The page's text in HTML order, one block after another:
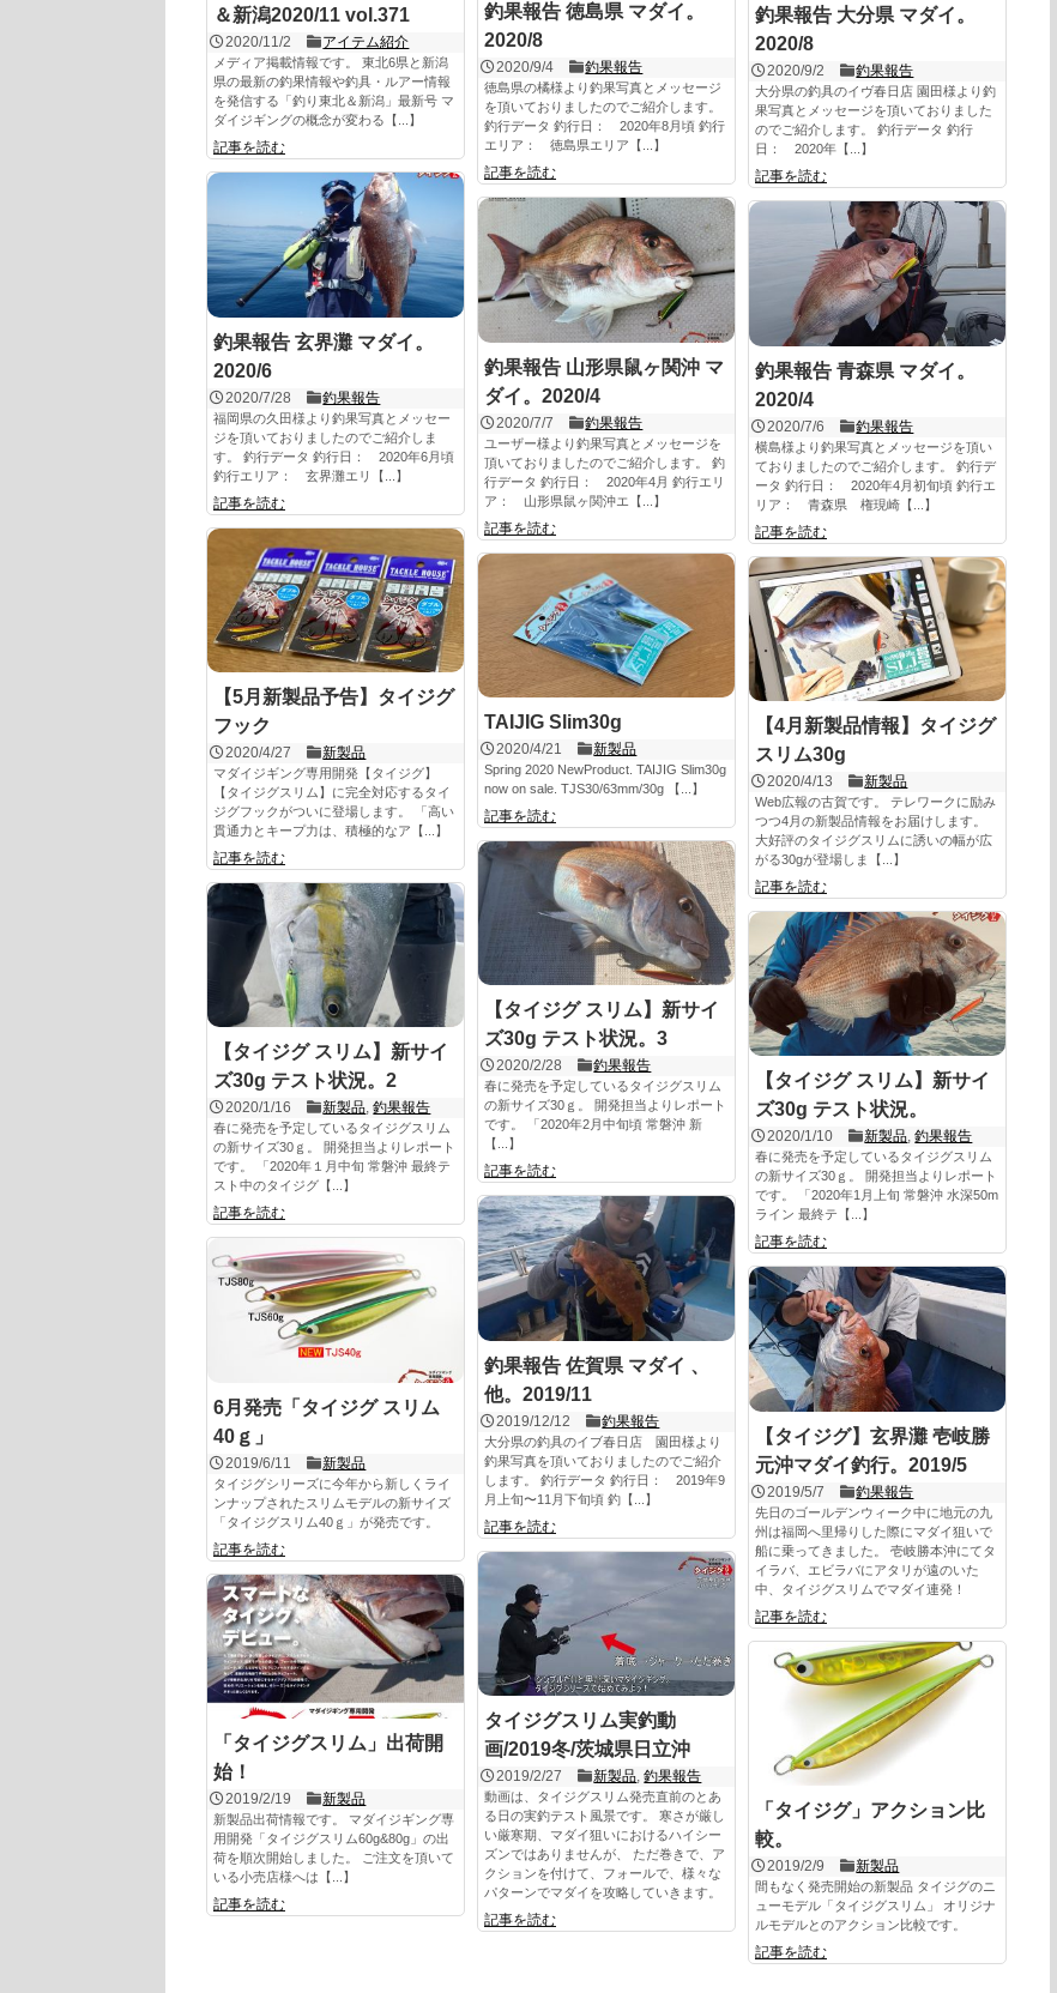
＆新潟2020/11 vol.371
2020/11/2 アイテム紹介
メディア掲載情報です。 東北6県と新潟
県の最新の釣果情報や釣具・ルアー情報
を発信する「釣り東北＆新潟」最新号 マ
ダイジギングの概念が変わる【...】
記事を読む
釣果報告 徳島県 マダイ。
2020/8
2020/9/4 釣果報告
徳島県の橘様より釣果写真とメッセージ
を頂いておりましたのでご紹介します。
釣行データ 釣行日： 2020年8月頃 釣行
エリア： 徳島県エリア【...】
記事を読む
釣果報告 大分県 マダイ。
2020/8
2020/9/2 釣果報告
大分県の釣具のイヴ春日店 園田様より釣
果写真とメッセージを頂いておりました
のでご紹介します。 釣行データ 釣行
日： 2020年【...】
記事を読む
釣果報告 玄界灘 マダイ。
2020/6
2020/7/28 釣果報告
福岡県の久田様より釣果写真とメッセー
ジを頂いておりましたのでご紹介しま
す。 釣行データ 釣行日： 2020年6月頃
釣行エリア： 玄界灘エリ【...】
記事を読む
釣果報告 山形県鼠ヶ関沖 マ
ダイ。2020/4
2020/7/7 釣果報告
ユーザー様より釣果写真とメッセージを
頂いておりましたのでご紹介します。 釣
行データ 釣行日： 2020年4月 釣行エリ
ア： 山形県鼠ヶ関沖エ【...】
記事を読む
釣果報告 青森県 マダイ。
2020/4
2020/7/6 釣果報告
横島様より釣果写真とメッセージを頂い
ておりましたのでご紹介します。 釣行デ
ータ 釣行日： 2020年4月初旬頃 釣行エ
リア： 青森県 権現崎【...】
記事を読む
【5月新製品予告】タイジグ
フック
2020/4/27 新製品
マダイジギング専用開発【タイジグ】
【タイジグスリム】に完全対応するタイ
ジグフックがついに登場します。 「高い
貫通力とキープ力は、積極的なア【...】
記事を読む
TAIJIG Slim30g
2020/4/21 新製品
Spring 2020 NewProduct. TAIJIG Slim30g
now on sale. TJS30/63mm/30g 【...】
記事を読む
【4月新製品情報】タイジグ
スリム30g
2020/4/13 新製品
Web広報の古賀です。 テレワークに励み
つつ4月の新製品情報をお届けします。
大好評のタイジグスリムに誘いの幅が広
がる30gが登場しま【...】
記事を読む
【タイジグ スリム】新サイ
ズ30g テスト状況。3
2020/2/28 釣果報告
春に発売を予定しているタイジグスリム
の新サイズ30ｇ。 開発担当よりレポート
です。 「2020年2月中旬頃 常磐沖 新
【...】
記事を読む
【タイジグ スリム】新サイ
ズ30g テスト状況。2
2020/1/16 新製品,釣果報告
春に発売を予定しているタイジグスリム
の新サイズ30ｇ。 開発担当よりレポート
です。 「2020年１月中旬 常磐沖 最終テ
スト中のタイジグ【...】
記事を読む
【タイジグ スリム】新サイ
ズ30g テスト状況。
2020/1/10 新製品,釣果報告
春に発売を予定しているタイジグスリム
の新サイズ30ｇ。 開発担当よりレポート
です。 「2020年1月上旬 常磐沖 水深50m
ライン 最終テ【...】
記事を読む
釣果報告 佐賀県 マダイ 、
他。2019/11
2019/12/12 釣果報告
大分県の釣具のイブ春日店 園田様より
釣果写真を頂いておりましたのでご紹介
します。 釣行データ 釣行日： 2019年9
月上旬〜11月下旬頃 釣【...】
記事を読む
6月発売「タイジグ スリム
40ｇ」
2019/6/11 新製品
タイジグシリーズに今年から新しくライ
ンナップされたスリムモデルの新サイズ
「タイジグスリム40ｇ」が発売です。
記事を読む
【タイジグ】玄界灘 壱岐勝
元沖マダイ釣行。2019/5
2019/5/7 釣果報告
先日のゴールデンウィーク中に地元の九
州は福岡へ里帰りした際にマダイ狙いで
船に乗ってきました。 壱岐勝本沖にてタ
イラバ、エビラバにアタリが遠のいた
中、タイジグスリムでマダイ連発！
記事を読む
タイジグスリム実釣動
画/2019冬/茨城県日立沖
2019/2/27 新製品,釣果報告
動画は、タイジグスリム発売直前のとあ
る日の実釣テスト風景です。 寒さが厳し
い厳寒期、マダイ狙いにおけるハイシー
ズンではありませんが、 ただ巻きで、ア
クションを付けて、フォールで、様々な
パターンでマダイを攻略していきます。
記事を読む
「タイジグスリム」出荷開
始！
2019/2/19 新製品
新製品出荷情報です。 マダイジギング専
用開発「タイジグスリム60g&80g」の出
荷を順次開始しました。 ご注文を頂いて
いる小売店様へは【...】
記事を読む
「タイジグ」アクション比
較。
2019/2/9 新製品
間もなく発売開始の新製品 タイジグのニ
ューモデル「タイジグスリム」 オリジナ
ルモデルとのアクション比較です。
記事を読む